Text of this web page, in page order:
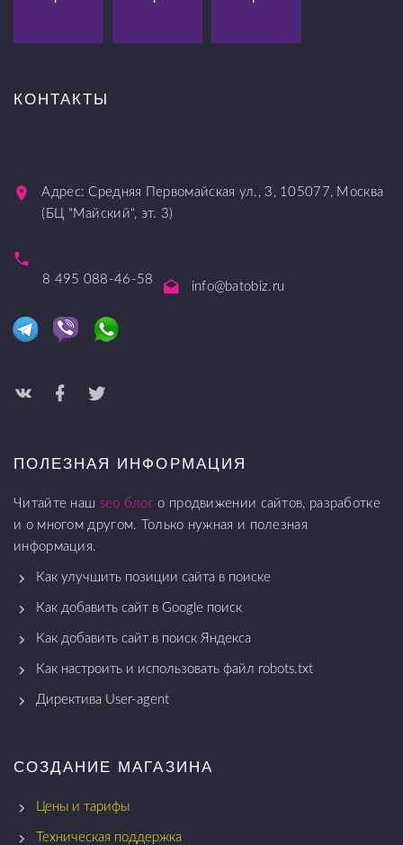
КОНТАКТЫ
Адрес: Средняя Первомайская ул., 3 , 105077, Москва
(БЦ "Майский", эт. 3)
8 495 088-46-58
info@batobiz.ru
ПОЛЕЗНАЯ ИНФОРМАЦИЯ
Читайте наш seo блог о продвижении сайтов, разработке
и о многом другом. Только нужная и полезная
информация.
Как улучшить позиции сайта в поиске
Как добавить сайт в Google поиск
Как добавить сайт в поиск Яндекса
Как настроить и использовать файл robots.txt
Директива User-agent
СОЗДАНИЕ МАГАЗИНА
Цены и тарифы
Техническая поддержка